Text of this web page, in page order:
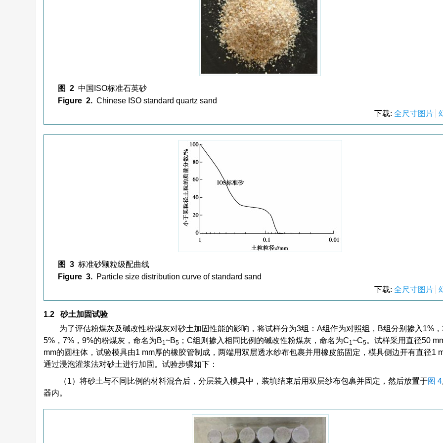
图 2 中国ISO标准石英砂
Figure 2. Chinese ISO standard quartz sand
下载: 全尺寸图片
图 3 标准砂颗粒级配曲线
Figure 3. Particle size distribution curve of standard sand
下载: 全尺寸图片
1.2 砂土加固试验
为了评估粉煤灰及碱改性粉煤灰对砂土加固性能的影响，将试样分为3组：A组作为对照组，B组分别掺入1%
5%，7%，9%的粉煤灰，命名为B1~B5 ；C组则掺入相同比例的碱改性粉煤灰，命名为C1~C5。试样采用直径50
mm的圆柱体，试验模具由1 mm厚的橡胶管制成，两端用双层透水纱布包裹并用橡皮筋固定，模具侧边开有直径1
通过浸泡灌浆法对砂土进行加固。试验步骤如下：
（1）将砂土与不同比例的材料混合后，分层装入模具中，装填结束后用双层纱布包裹并固定，然后放置于图 4
器内。